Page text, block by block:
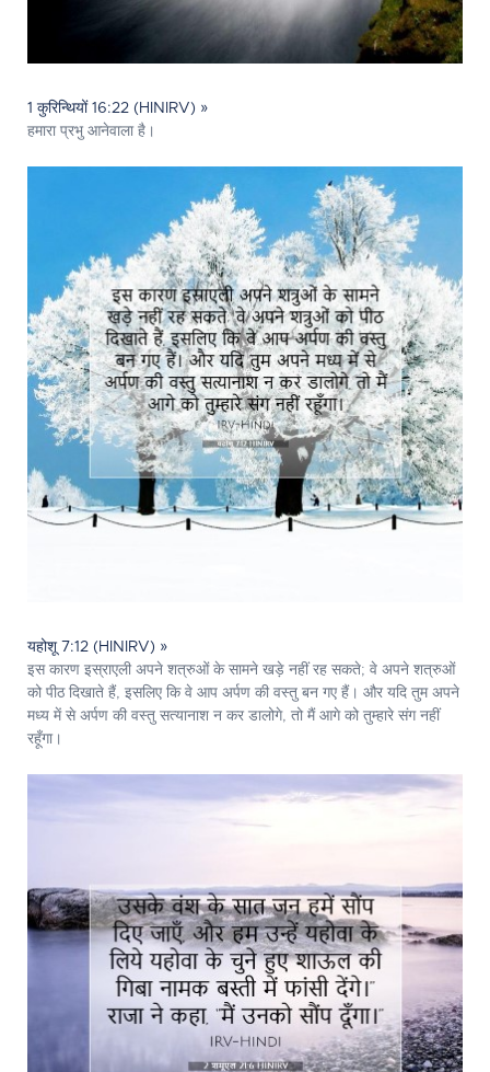
1 कुरिन्थियों 16:22 (HINIRV) »
हमारा प्रभु आनेवाला है।
यहोशू 7:12 (HINIRV) »
इस कारण इस्राएली अपने शत्रुओं के सामने खड़े नहीं रह सकते; वे अपने शत्रुओं
को पीठ दिखाते हैं, इसलिए कि वे आप अर्पण की वस्तु बन गए हैं। और यदि तुम अपने
मध्य में से अर्पण की वस्तु सत्यानाश न कर डालोगे, तो मैं आगे को तुम्हारे संग नहीं
रहूँगा।